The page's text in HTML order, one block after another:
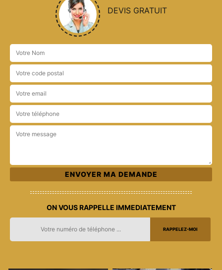
DEVIS GRATUIT
ON VOUS RAPPELLE IMMEDIATEMENT